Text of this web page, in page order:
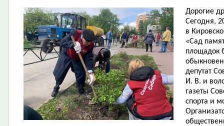
Дорогие
Сегодня,
в
«Сад
площадок
депутат
И. В. и
газеты
спорта и